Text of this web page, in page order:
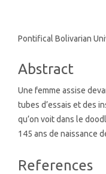
Main
Content
Pontifical Bolivarian
Abstract
Une femme assise
tubes d’essais et des
qu’on voit dans le
145 ans de naissance
Article
References